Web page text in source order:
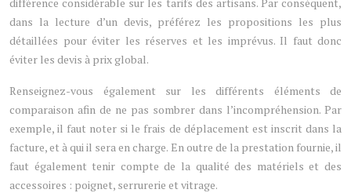
dans la lecture d’un devis, préférez les propositions les plus
détaillées pour éviter les réserves et les imprévus. Il faut donc
éviter les devis à prix global.
Renseignez-vous également sur les différents éléments de
comparaison afin de ne pas sombrer dans l’incompréhension. Par
exemple, il faut noter si le frais de déplacement est inscrit dans la
facture, et à qui il sera en charge. En outre de la prestation fournie, il
faut également tenir compte de la qualité des matériels et des
accessoires : poignet, serrurerie et vitrage.